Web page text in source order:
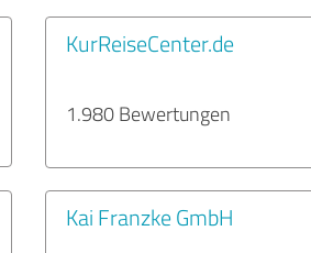
KurReiseCenter.de
1.980 Bewertungen
Kai Franzke GmbH